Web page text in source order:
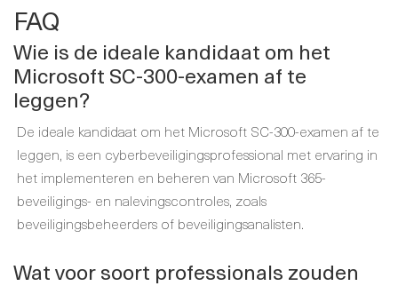
FAQ
Wie is de ideale kandidaat om het
Microsoft SC-300-examen af te
leggen?
De ideale kandidaat om het Microsoft SC-300-examen af te
leggen, is een cyberbeveiligingsprofessional met ervaring in
het implementeren en beheren van Microsoft 365-
beveiligings- en nalevingscontroles, zoals
beveiligingsbeheerders of beveiligingsanalisten.
Wat voor soort professionals zouden